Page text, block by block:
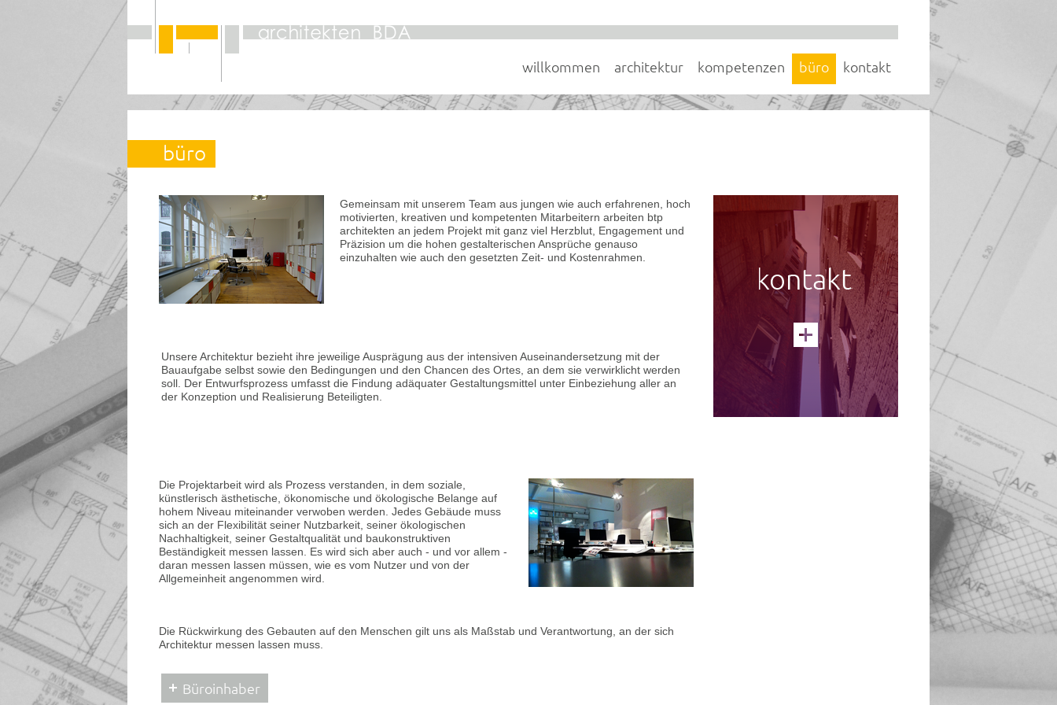
willkommen architektur kompetenzen büro kontakt
büro
Gemeinsam mit unserem Team aus jungen wie auch erfahrenen, hoch
motivierten, kreativen und kompetenten Mitarbeitern arbeiten btp
architekten an jedem Projekt mit ganz viel Herzblut, Engagement und
Präzision um die hohen gestalterischen Ansprüche genauso
einzuhalten wie auch den gesetzten Zeit- und Kostenrahmen.
Unsere Architektur bezieht ihre jeweilige Ausprägung aus der intensiven Auseinandersetzung mit der
Bauaufgabe selbst sowie den Bedingungen und den Chancen des Ortes, an dem sie verwirklicht werden
soll. Der Entwurfsprozess umfasst die Findung adäquater Gestaltungsmittel unter Einbeziehung aller an
der Konzeption und Realisierung Beteiligten.
Die Projektarbeit wird als Prozess verstanden, in dem soziale,
künstlerisch ästhetische, ökonomische und ökologische Belange auf
hohem Niveau miteinander verwoben werden. Jedes Gebäude muss
sich an der Flexibilität seiner Nutzbarkeit, seiner ökologischen
Nachhaltigkeit, seiner Gestaltqualität und baukonstruktiven
Beständigkeit messen lassen. Es wird sich aber auch - und vor allem -
daran messen lassen müssen, wie es vom Nutzer und von der
Allgemeinheit angenommen wird.
Die Rückwirkung des Gebauten auf den Menschen gilt uns als Maßstab und Verantwortung, an der sich
Architektur messen lassen muss.
Büroinhaber